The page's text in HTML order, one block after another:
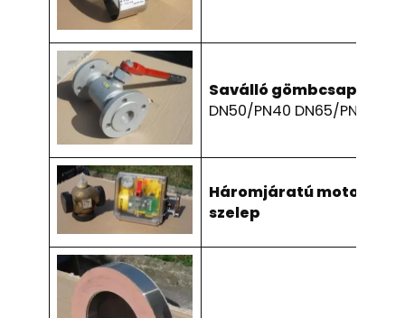
Saválló gömbcsap
DN50/PN40 DN65/PN16
Háromjáratú motoros
szelep